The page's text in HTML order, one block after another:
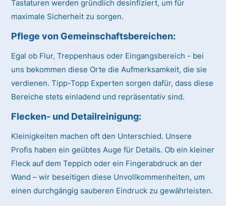
Tastaturen werden gründlich desinfiziert, um für
maximale Sicherheit zu sorgen.
Pflege von Gemeinschaftsbereichen:
Egal ob Flur, Treppenhaus oder Eingangsbereich - bei
uns bekommen diese Orte die Aufmerksamkeit, die sie
verdienen. Tipp-Topp Experten sorgen dafür, dass diese
Bereiche stets einladend und repräsentativ sind.
Flecken- und Detailreinigung:
Kleinigkeiten machen oft den Unterschied. Unsere
Profis haben ein geübtes Auge für Details. Ob ein kleiner
Fleck auf dem Teppich oder ein Fingerabdruck an der
Wand – wir beseitigen diese Unvollkommenheiten, um
einen durchgängig sauberen Eindruck zu gewährleisten.